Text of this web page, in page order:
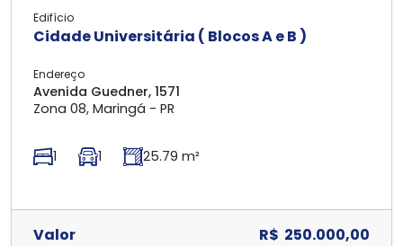
Edifício
Cidade Universitária ( Blocos A e B )
Endereço
Avenida Guedner, 1571
Zona 08, Maringá - PR
1 1 25.79 m²
Valor R$ 250.000,00